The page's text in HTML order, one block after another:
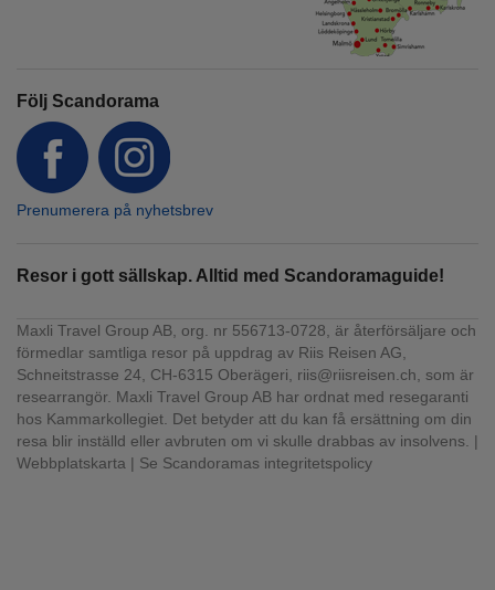
Följ Scandorama
Prenumerera på nyhetsbrev
Resor i gott sällskap. Alltid med Scandoramaguide!
Maxli Travel Group AB, org. nr 556713-0728, är återförsäljare och
förmedlar samtliga resor på uppdrag av Riis Reisen AG,
Schneitstrasse 24, CH-6315 Oberägeri, riis@riisreisen.ch, som är
researrangör. Maxli Travel Group AB har ordnat med resegaranti
hos Kammarkollegiet. Det betyder att du kan få ersättning om din
resa blir inställd eller avbruten om vi skulle drabbas av insolvens. |
Webbplatskarta | Se Scandoramas integritetspolicy